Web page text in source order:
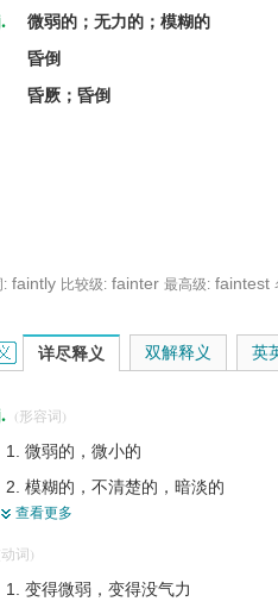
微弱的；无力的；模糊的
昏倒
昏厥；昏倒
: faintly 比较级: fainter 最高级: faintest
的英文翻译是什么意思，词典释义与
详尽释义
(形容词)
微弱的，微小的
模糊的，不清楚的，暗淡的
无力的，软弱无力的，虚弱的，衰
懦弱的，软弱的
可能性不大的
查看更多
词)
变得微弱，变得没气力
双解释义 英